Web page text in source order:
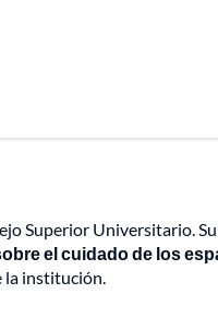
Superior Universitario. Su
el cuidado de los
la institución.